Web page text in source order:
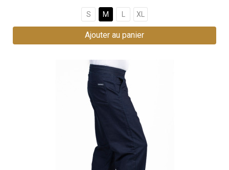
S M XL
Ajouter au panier